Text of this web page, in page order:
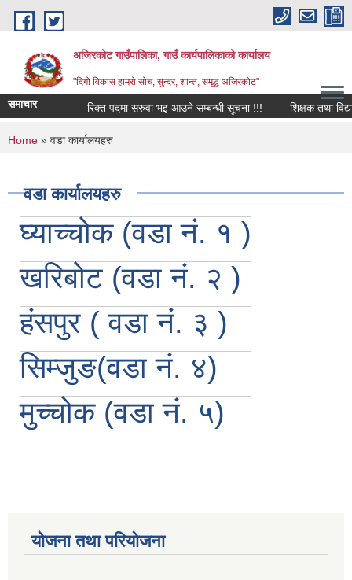
Skip to main content
अजिरकोट गाउँपालिका, गाउँ कार्यपालिकाको कार्यालय
"दिगो विकास हाम्रो सोच, सुन्दर, शान्त, समृद्ध अजिरकोट"
समाचार रिक्त पदमा सरुवा भइ आउने सम्बन्धी सूचना !!! शिक्षक तथा
You are here
Home » वडा कार्यालयहरु
वडा कार्यालयहरु
घ्याच्चोक (वडा नं. १ )
खरिबोट (वडा नं. २ )
हंसपुर ( वडा नं. ३ )
सिम्जुङ(वडा नं. ४)
मुच्चोक (वडा नं. ५)
योजना तथा परियोजना